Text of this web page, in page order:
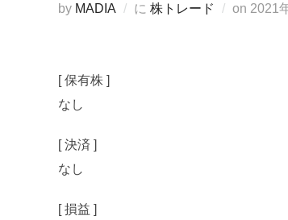
by MADIA に 株トレード on 投
2021
[ 保有株 ]
なし
[ 決済 ]
なし
[ 損益 ]